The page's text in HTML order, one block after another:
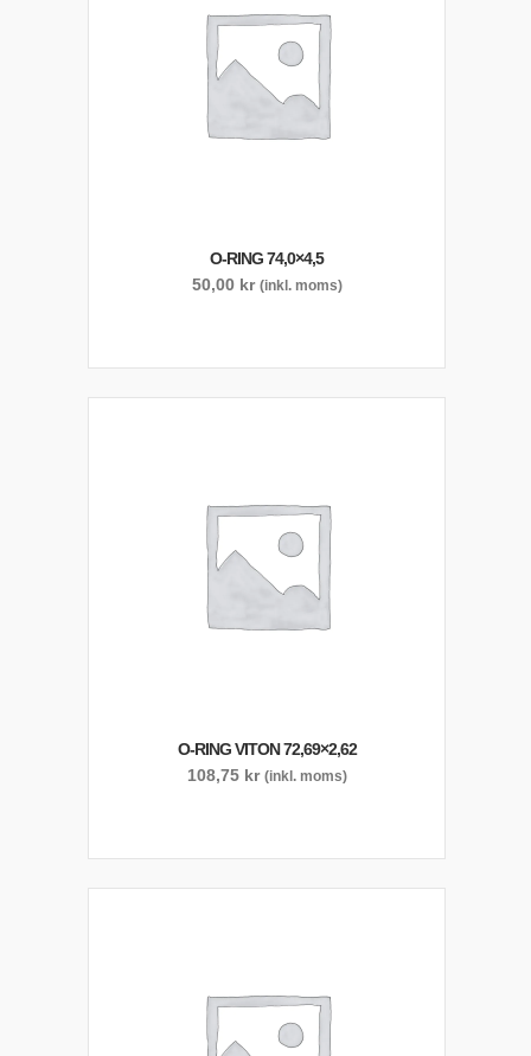
O-RING 74,0×4,5
50,00 kr (inkl. moms)
O-RING VITON 72,69×2,62
108,75 kr (inkl. moms)